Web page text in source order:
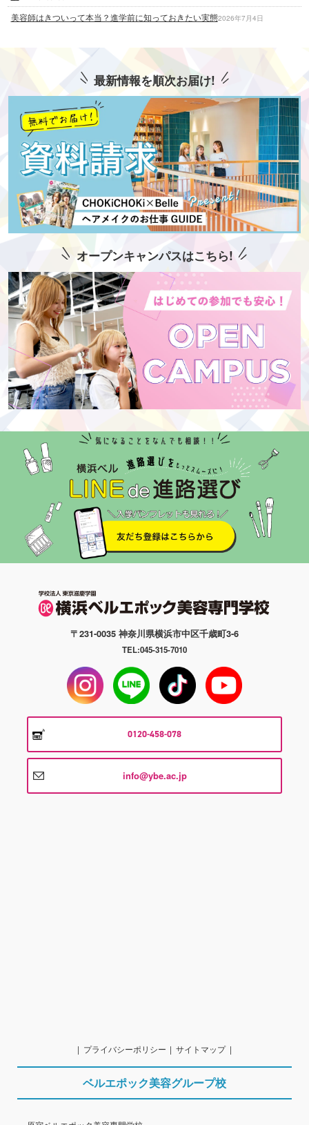
美容師はきついって本当？進学前に知っておきたい実態2026年7月4日
最新情報を順次お届け!
オープンキャンパスはこちら!
〒231-0035 神奈川県横浜市中区千歳町3-6
TEL:045-315-7010
0120-458-078
info@ybe.ac.jp
プライバシーポリシー サイトマップ
ベルエポック美容グループ校